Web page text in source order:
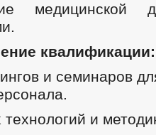
медицинской
квалификации:
и семинаров
и